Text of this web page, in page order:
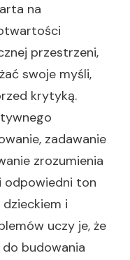
na
przestrzeni,
swoje myśli,
krytyką.
zadawanie
zrozumienia
odpowiedni ton
dzieckiem i
uczy je, że
budowania